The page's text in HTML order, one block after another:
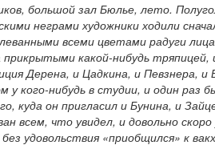
большой зал Бюлье, лето.
неграми художники ходили
всеми цветами радуги
какой-нибудь тряпицей,
Дерена, и Цадкина, и Певзнера,
кого-нибудь в студии, и один раз
куда он пригласил и Бунина, и
всем, что увидел, и довольно
удовольствия «приобщился» к